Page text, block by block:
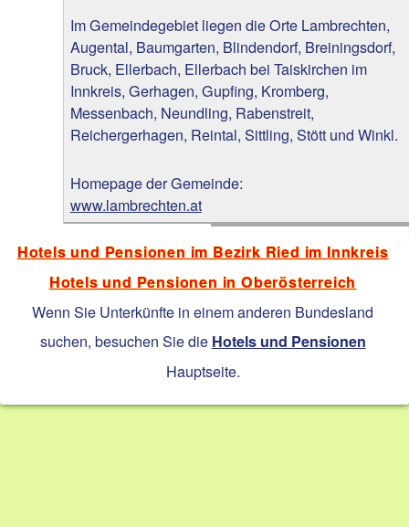
Im Gemeindegebiet liegen die Orte Lambrechten,
Augental, Baumgarten, Blindendorf, Breiningsdorf,
Bruck, Ellerbach, Ellerbach bei Taiskirchen im
Innkreis, Gerhagen, Gupfing, Kromberg,
Messenbach, Neundling, Rabenstreit,
Reichergerhagen, Reintal, Sittling, Stött und Winkl.
Homepage der Gemeinde:
www.lambrechten.at
Hotels und Pensionen im Bezirk Ried im Innkreis
Hotels und Pensionen in Oberösterreich
Wenn Sie Unterkünfte in einem anderen Bundesland
suchen, besuchen Sie die Hotels und Pensionen
Hauptseite.